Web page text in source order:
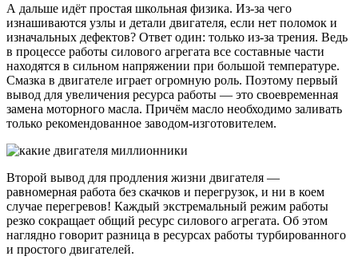
А дальше идёт простая школьная физика. Из-за чего
изнашиваются узлы и детали двигателя, если нет поломок и
изначальных дефектов? Ответ один: только из-за трения. Ведь
в процессе работы силового агрегата все составные части
находятся в сильном напряжении при большой температуре.
Смазка в двигателе играет огромную роль. Поэтому первый
вывод для увеличения ресурса работы — это своевременная
замена моторного масла. Причём масло необходимо заливать
только рекомендованное заводом-изготовителем.
Второй вывод для продления жизни двигателя —
равномерная работа без скачков и перегрузок, и ни в коем
случае перегревов! Каждый экстремальный режим работы
резко сокращает общий ресурс силового агрегата. Об этом
наглядно говорит разница в ресурсах работы турбированного
и простого двигателей.